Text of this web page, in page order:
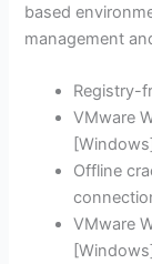
based
management
Registry-
VMware
Offline
VMware